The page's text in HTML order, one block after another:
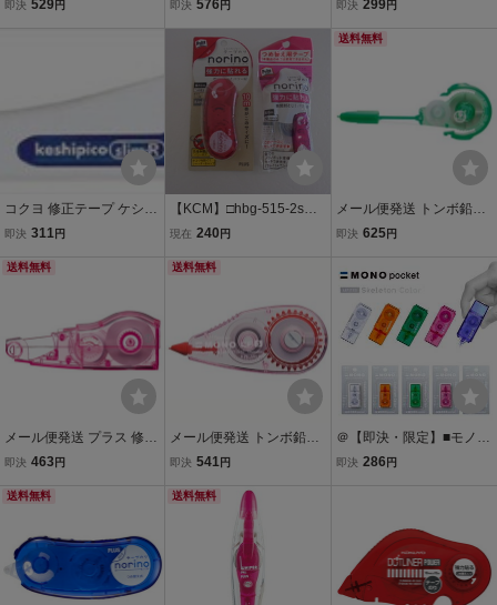
即決 529円
646
即決 576 円 即決 299円
コクヨ 修正テープ ケシピ
コスリム（詰替えタイ
即決 311円
【KCM】□hbg-515-2s★
新品★プラス テープのり
れる』 本体+詰替え セッ
22/TG1122R
現在 240 円
送料無料
メール便発送 トンボ鉛筆
修正テープ 詰め替え用カ
R4 00030369
即決 625円
送料無料
メール便発送 プラス 修正
テープ ホワイパーミニロ
ピンク WH-634R
即決 463 円
送料無料
メール便発送 トンボ鉛筆
修正テープ MONO モノC
0
即決 541円
＠【即決・限定】■モノポ
ケット■修正テープ 5mm
CT-CM5C
即決 286 円
送料無料 送料無料